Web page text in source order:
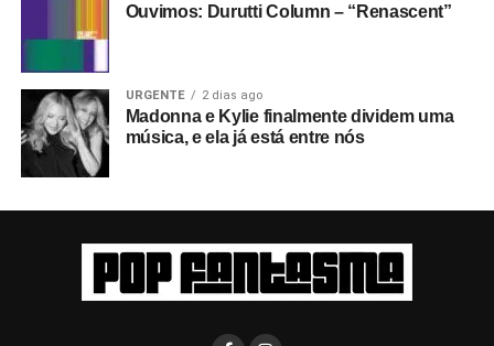
Ouvimos: Durutti Column – “Renascent”
URGENTE 2 dias ago
Madonna e Kylie finalmente dividem uma
música, e ela já está entre nós